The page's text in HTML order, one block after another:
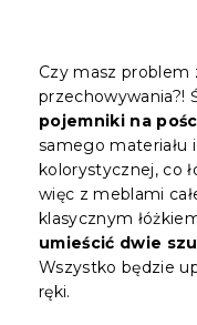
Czy masz problem
przechowywania?!
pojemniki na
samego materiału
kolorystycznej, co
więc z meblami
klasycznym
umieścić dwie
Wszystko będzie
ręki.